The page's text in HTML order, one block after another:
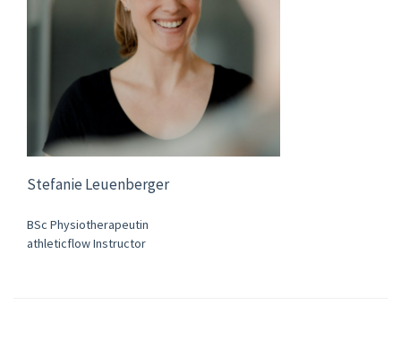
Stefanie Leuenberger
BSc Physiotherapeutin
athleticflow Instructor